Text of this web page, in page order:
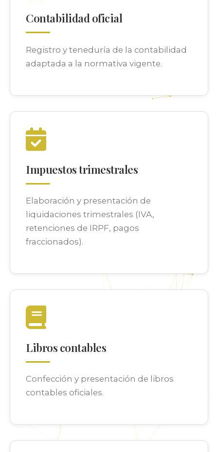
Contabilidad oficial
Registro y teneduría de la contabilidad
adaptada a la normativa vigente.
Impuestos trimestrales
Elaboración y presentación de
liquidaciones trimestrales (IVA,
retenciones de IRPF, pagos
fraccionados).
Libros contables
Confección y presentación de libros
contables oficiales.